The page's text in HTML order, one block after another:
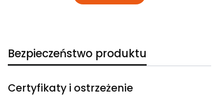
Bezpieczeństwo produktu
Certyfikaty i ostrzeżenie